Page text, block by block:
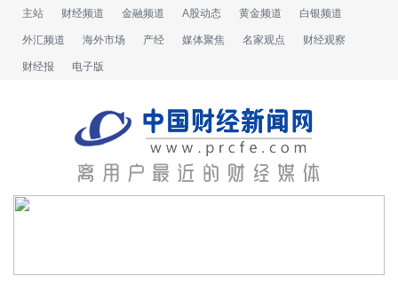
主站 财经频道 金融频道 A股动态 黄金频道 白银频道
外汇频道 海外市场 产经 媒体聚焦 名家观点 财经观察
财经报 电子版